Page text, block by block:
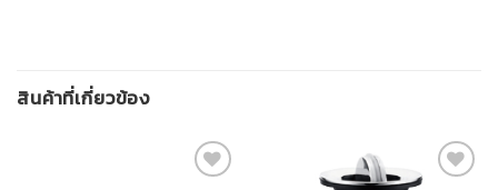
สินค้าที่เกี่ยวข้อง